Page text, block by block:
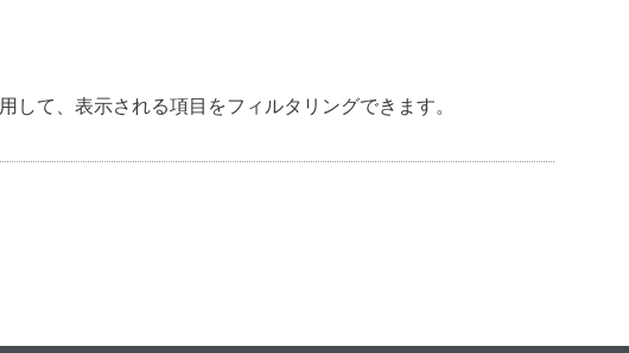
して、表示される項目をフィルタリングできます。